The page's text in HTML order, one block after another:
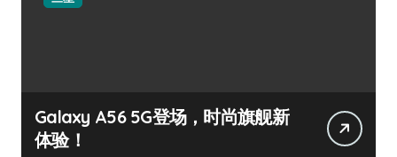
Galaxy A56 5G登场，时尚旗舰新
体验！